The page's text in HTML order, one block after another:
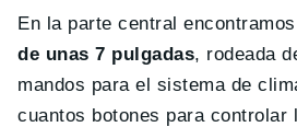
En la parte central encontramos
de unas 7 pulgadas, rodeada
mandos para el sistema de
cuantos botones para controlar